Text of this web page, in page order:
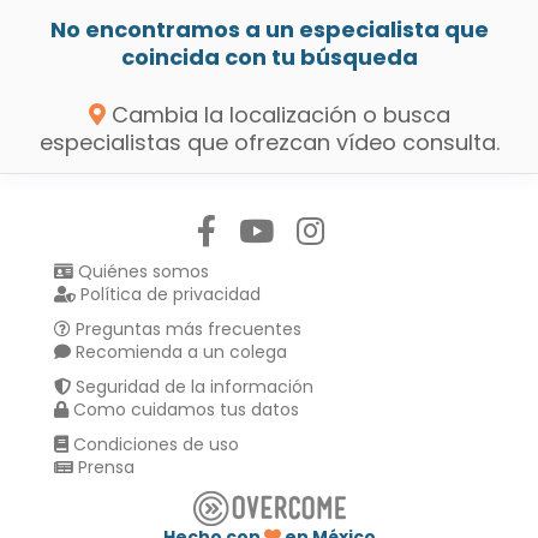
No encontramos a un especialista que
coincida con tu búsqueda
Cambia la localización o busca
especialistas que ofrezcan vídeo consulta.
Quiénes somos
Política de privacidad
Preguntas más frecuentes
Recomienda a un colega
Seguridad de la información
Como cuidamos tus datos
Condiciones de uso
Prensa